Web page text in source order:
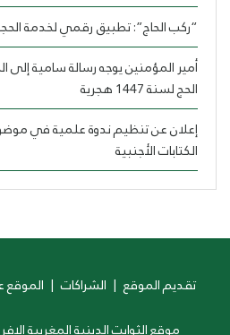
“ركب الحاج”: تطبيق رقمي لخدمة
أمير المؤمنين يوجه رسالة سامية إلى
الحج لسنة 1447 هجرية
إعلان عن تنظيم ندوة علمية في
الكتابات الأجنبية
تقديم الموقع | الشراكات | الموقع
موقع الثوابت الدينية المغربية